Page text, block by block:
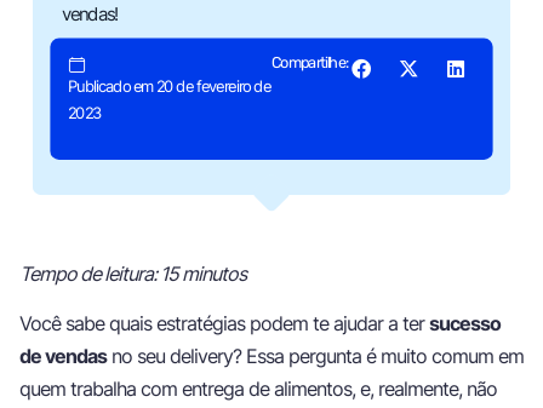
vendas!
Publicado em 20 de fevereiro de
2023
Compartilhe:
Tempo de leitura: 15 minutos
Você sabe quais estratégias podem te ajudar a tersucesso
de vendasno seu delivery? Essa pergunta é muito comum em
quem trabalha com entrega de alimentos, e, realmente, não